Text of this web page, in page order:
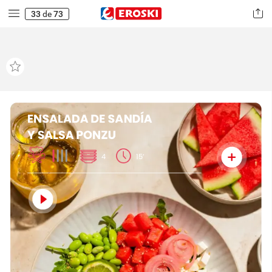
33 de73
ENSALADADESANDÍA
YSALSAPONZU
15’
4